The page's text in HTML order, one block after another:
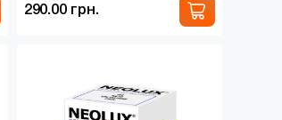
290.00 грн.